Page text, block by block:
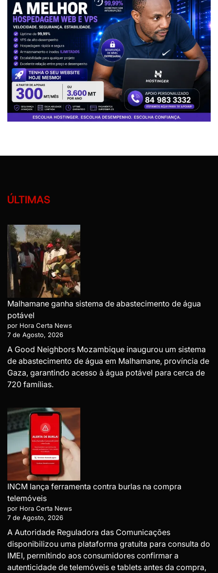
ÚLTIMAS
Malhamane ganha sistema de abastecimento de água
potável
por Hora Certa News
7 de Agosto, 2026
A Good Neighbors Mozambique inaugurou um sistema
de abastecimento de água em Malhamane, província de
Gaza, garantindo acesso à água potável para cerca de
720 famílias.
INCM lança ferramenta contra burlas na compra
telemóveis
por Hora Certa News
7 de Agosto, 2026
A Autoridade Reguladora das Comunicações
disponibilizou uma plataforma gratuita para consulta do
IMEI, permitindo aos consumidores confirmar a
autenticidade de telemóveis e tablets antes da compra,